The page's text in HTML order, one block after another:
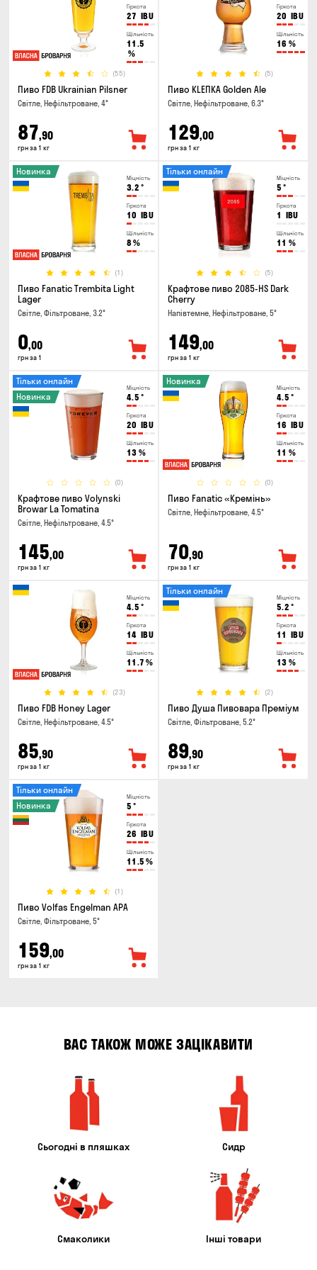
Гіркота
27 IBU
Щільність
11.5
%
(55)
Пиво FDB Ukrainian Pilsner
Світле, Нефільтроване, 4°
87,90
грн за 1 кг
Гіркота
20 IBU
Щільність
16 %
(5)
Пиво KLEПКА Golden Ale
Світле, Нефільтроване, 6.3°
129,00
грн за 1 кг
Міцність
3.2 °
Гіркота
10 IBU
Щільність
8 %
(1)
Новинка
Пиво Fanatic Trembita Light
Lager
Світле, Фільтроване, 3.2°
0,00
грн за 1
Міцність
5 °
Гіркота
1 IBU
Щільність
11 %
(5)
Тільки онлайн
Крафтове пиво 2085-HS Dark
Cherry
Напівтемне, Нефільтроване, 5°
149,00
грн за 1 кг
Міцність
4.5 °
Гіркота
20 IBU
Щільність
13 %
(0)
Тільки онлайн
Новинка
Крафтове пиво Volynski
Browar La Tomatina
Світле, Нефільтроване, 4.5°
145,00
грн за 1 кг
Міцність
4.5 °
Гіркота
16 IBU
Щільність
11 %
(0)
Новинка
Пиво Fanatic «Кремінь»
Світле, Нефільтроване, 4.5°
70,90
грн за 1 кг
Міцність
4.5 °
Гіркота
14 IBU
Щільність
11.7 %
(23)
Пиво FDB Honey Lager
Світле, Нефільтроване, 4.5°
85,90
грн за 1 кг
Міцність
5.2 °
Гіркота
11 IBU
Щільність
13 %
(2)
Тільки онлайн
Пиво Душа Пивовара Преміум
Світле, Фільтроване, 5.2°
89,90
грн за 1 кг
Міцність
5 °
Гіркота
26 IBU
Щільність
11.5 %
(1)
Тільки онлайн
Новинка
Пиво Volfas Engelman APA
Світле, Фільтроване, 5°
159,00
грн за 1 кг
ВАС ТАКОЖ МОЖЕ ЗАЦІКАВИТИ
Сьогодні в пляшках Сидр
Смаколики Інші товари